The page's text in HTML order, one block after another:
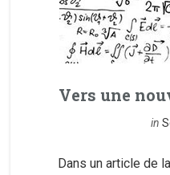
Vers une
in
Dans un article de